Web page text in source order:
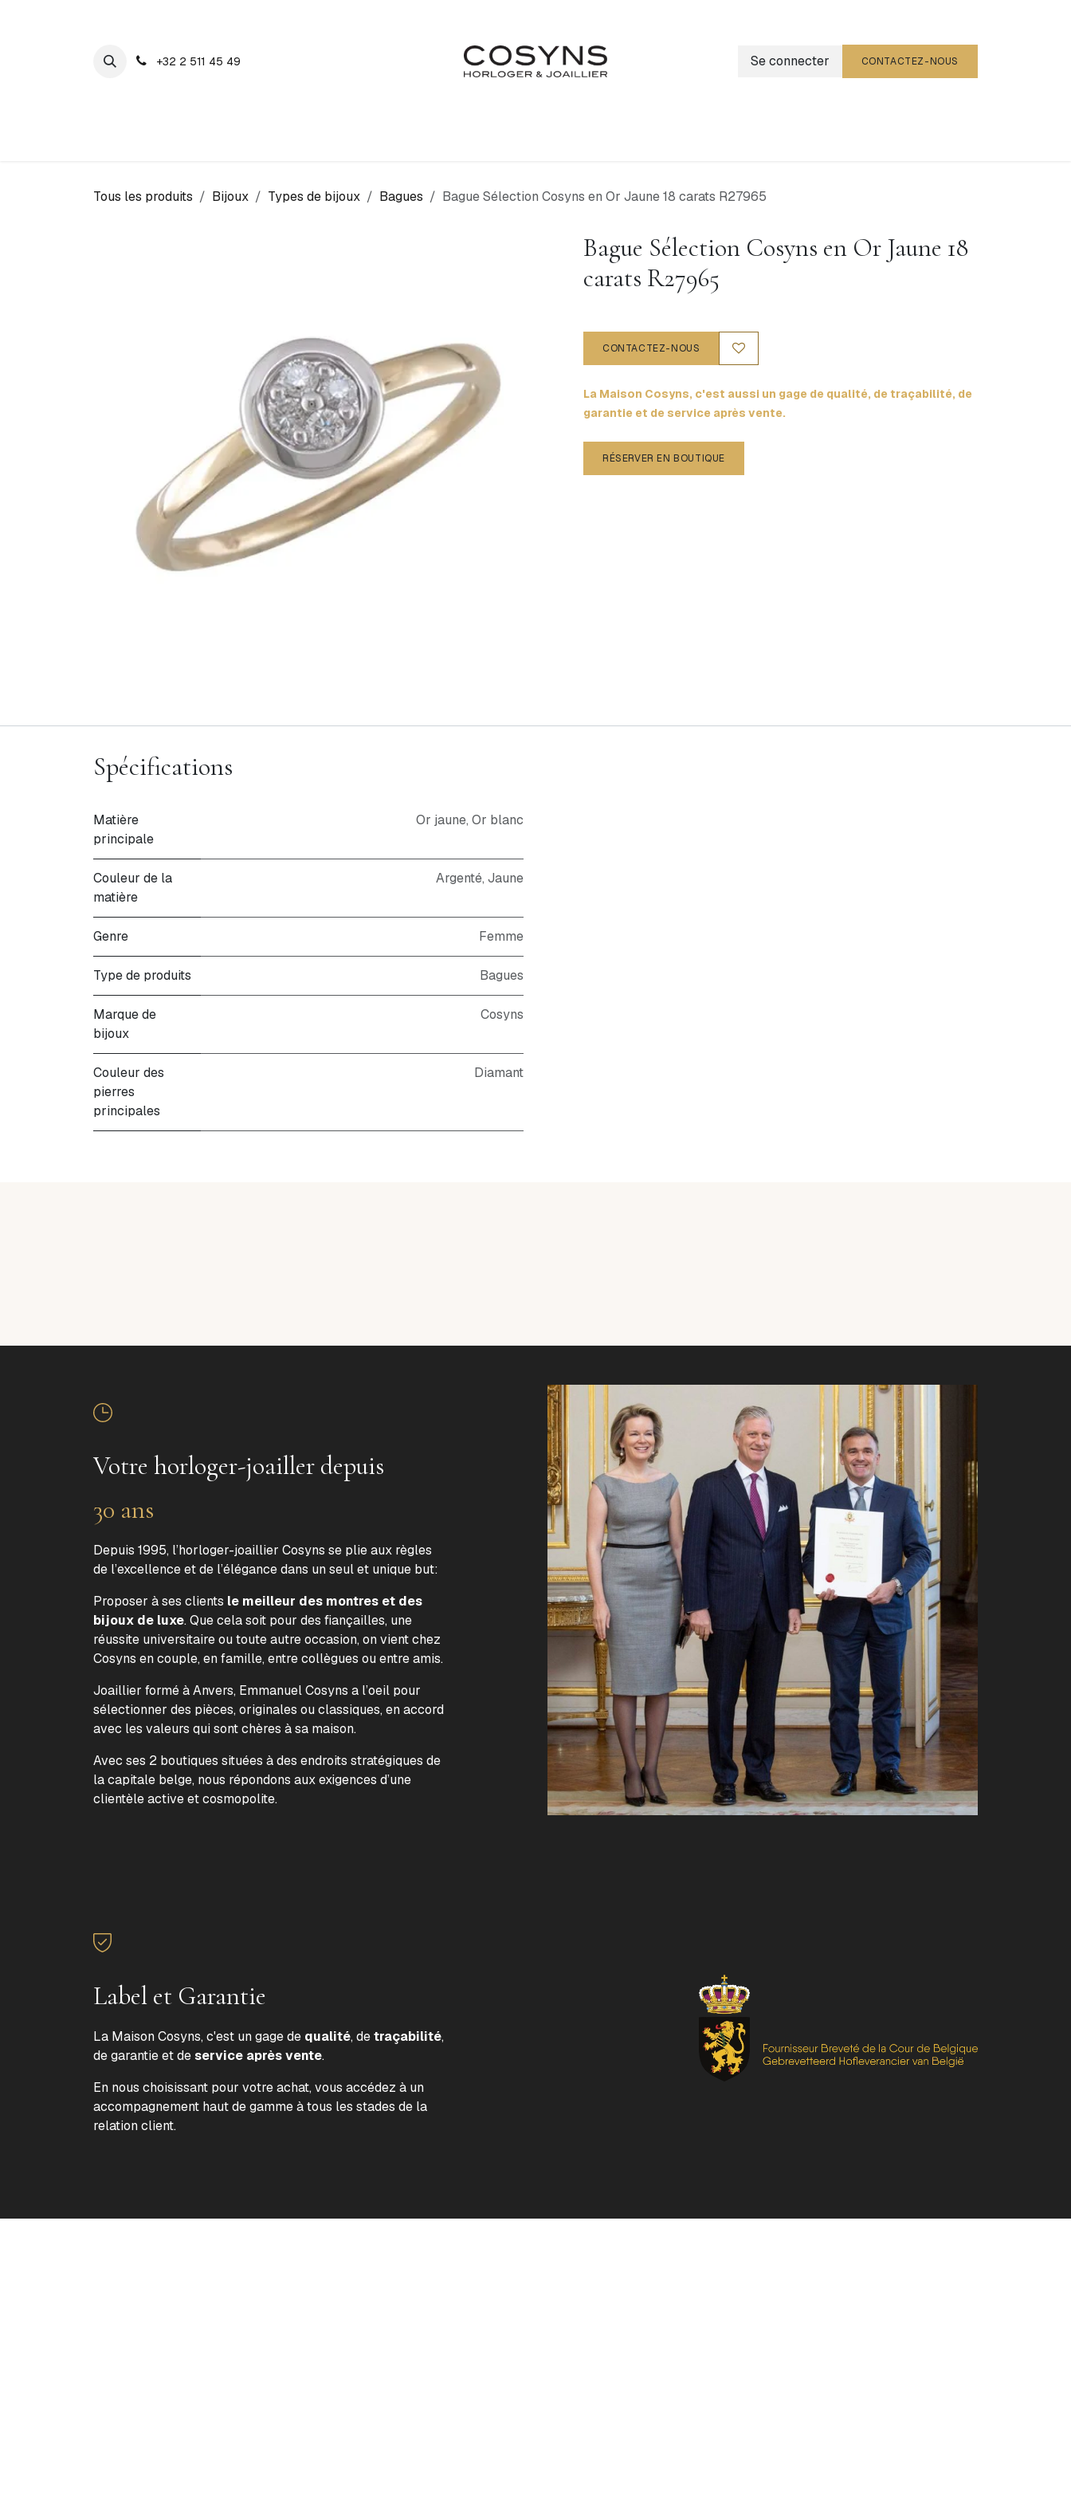
+32 2 511 45 49 Se connecter CONTACTEZ-NOUS
Tous les produits Bijoux Types de bijoux Bagues Bague Sélection Cosyns en Or Jaune 18 carats R27965
Bague Sélection Cosyns en Or Jaune 18
carats R27965
CONTACTEZ-NOUS
La Maison Cosyns, c'est aussi un gage de qualité, de traçabilité, de
garantie et de service après vente.
RÉSERVER EN BOUTIQUE
Spécifications
Matière
principale
Or jaune, Or blanc
Couleur de la
matière
Argenté, Jaune
Genre Femme
Type de produits Bagues
Marque de
bijoux
Cosyns
Couleur des
pierres
principales
Diamant
Votre horloger-joailler depuis
30 ans
Depuis 1995, l’horloger-joaillier Cosyns se plie aux règles
de l’excellence et de l’élégance dans un seul et unique but:
Proposer à ses clients le meilleur des montres et des
bijoux de luxe. Que cela soit pour des fiançailles, une
réussite universitaire ou toute autre occasion, on vient chez
Cosyns en couple, en famille, entre collègues ou entre amis.
Joaillier formé à Anvers, Emmanuel Cosyns a l’oeil pour
sélectionner des pièces, originales ou classiques, en accord
avec les valeurs qui sont chères à sa maison.
Avec ses 2 boutiques situées à des endroits stratégiques de
la capitale belge, nous répondons aux exigences d’une
clientèle active et cosmopolite.
Label et Garantie
La Maison Cosyns, c'est un gage de qualité, detraçabilité,
de garantie et deservice après vente.
En nous choisissant pour votre achat, vous accédez à un
accompagnement haut de gamme à tous les stades de la
relation client.